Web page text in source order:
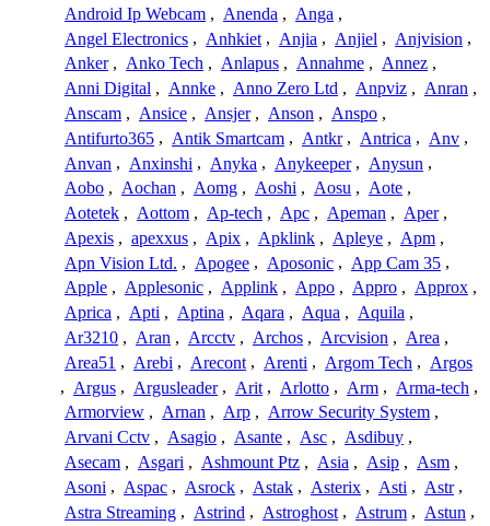
Android Ip Webcam , Anenda , Anga ,
Angel Electronics , Anhkiet , Anjia , Anjiel , Anjvision ,
Anker , Anko Tech , Anlapus , Annahme , Annez ,
Anni Digital , Annke , Anno Zero Ltd , Anpviz , Anran ,
Anscam , Ansice , Ansjer , Anson , Anspo ,
Antifurto365 , Antik Smartcam , Antkr , Antrica , Anv ,
Anvan , Anxinshi , Anyka , Anykeeper , Anysun ,
Aobo , Aochan , Aomg , Aoshi , Aosu , Aote ,
Aotetek , Aottom , Ap-tech , Apc , Apeman , Aper ,
Apexis , apexxus , Apix , Apklink , Apleye , Apm ,
Apn Vision Ltd. , Apogee , Aposonic , App Cam 35 ,
Apple , Applesonic , Applink , Appo , Appro , Approx ,
Aprica , Apti , Aptina , Aqara , Aqua , Aquila ,
Ar3210 , Aran , Arcctv , Archos , Arcvision , Area ,
Area51 , Arebi , Arecont , Arenti , Argom Tech , Argos
, Argus , Argusleader , Arit , Arlotto , Arm , Arma-tech ,
Armorview , Arnan , Arp , Arrow Security System ,
Arvani Cctv , Asagio , Asante , Asc , Asdibuy ,
Asecam , Asgari , Ashmount Ptz , Asia , Asip , Asm ,
Asoni , Aspac , Asrock , Astak , Asterix , Asti , Astr ,
Astra Streaming , Astrind , Astroghost , Astrum , Astun ,